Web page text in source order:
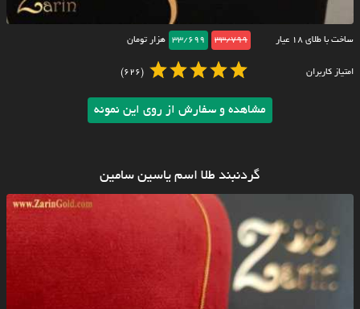
ساخت با طلای ۱۸ عیار 33/799
33/699 هزار تومان
امتیاز کاربران (626)
مشاهده و سفارش از روی این نمونه
گردنبند طلا اسم یاسین سامین